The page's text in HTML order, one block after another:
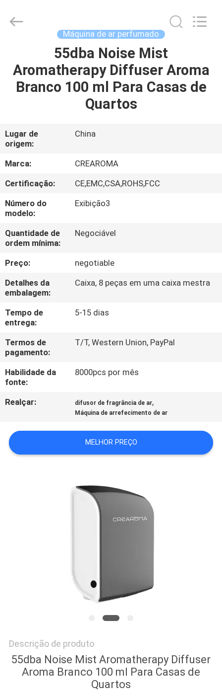
PRODUTOS
SHOW
DE
RV
SOBRE
NÓS
EXCURSÃO
DA
FÁBRICA
CONTROLE
DA
QUALIDADE
NOS
NOTÍCIA
PRIVACIDADE
Online
Market.
Máquina de ar perfumado
55dba Noise Mist
Aromatherapy Diffuser Aroma
Branco 100 ml Para Casas de
Quartos
Lugar de
origem:
China
Marca:
CREAROMA
Certificação:
CE,EMC,CSA,ROHS,FCC
Número do
modelo:
Exibição3
Quantidade de
ordem mínima:
Negociável
Preço:
negotiable
Detalhes da
embalagem:
Caixa, 8 peças em uma caixa mestra
Tempo de
entrega:
5-15 dias
Termos de
pagamento:
T/T, Western Union, PayPal
Habilidade da
fonte:
8000pcs por mês
Realçar: difusor de fragrância de ar,
Máquina de arrefecimento de ar
MELHOR PREÇO
Descrição de produto
55dba Noise Mist Aromatherapy Diffuser
Aroma Branco 100 ml Para Casas de
Quartos